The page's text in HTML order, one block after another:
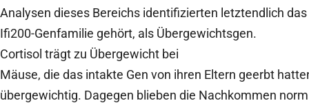
Analysen dieses Bereichs identifizierten letztendlich
Ifi200-Genfamilie gehört, als Übergewichtsgen.
Cortisol trägt zu Übergewicht bei
Mäuse, die das intakte Gen von ihren Eltern geerbt
übergewichtig. Dagegen blieben die Nachkommen